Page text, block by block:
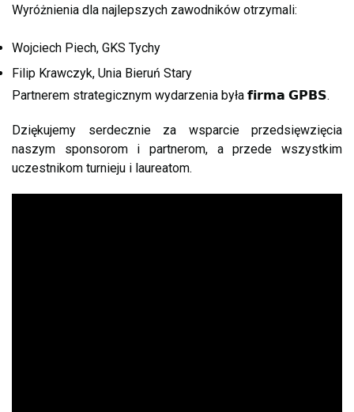
Wyróżnienia dla najlepszych zawodników otrzymali:
Wojciech Piech, GKS Tychy
Filip Krawczyk, Unia Bieruń Stary
Partnerem strategicznym wydarzenia była 𝗳𝗶𝗿𝗺𝗮 𝗚𝗣𝗕𝗦.
Dziękujemy serdecznie za wsparcie przedsięwzięcia
naszym sponsorom i partnerom, a przede wszystkim
uczestnikom turnieju i laureatom.